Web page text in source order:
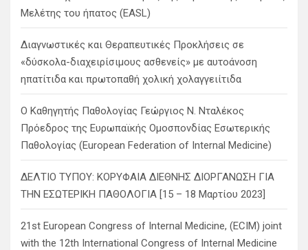
Μελέτης του ήπατος (EASL)
Διαγνωστικές και Θεραπευτικές Προκλήσεις σε
«δύσκολα-διαχειρίσιμους ασθενείς» με αυτοάνοση
ηπατίτιδα και πρωτοπαθή χολική χολαγγειίτιδα
Ο Καθηγητής Παθολογίας Γεώργιος Ν. Νταλέκος
Πρόεδρος της Ευρωπαϊκής Ομοσπονδίας Εσωτερικής
Παθολογίας (European Federation of Internal Medicine)
ΔΕΛΤΙΟ ΤΥΠΟΥ: ΚΟΡΥΦΑΙΑ ΔΙΕΘΝΗΣ ΔΙΟΡΓΑΝΩΣΗ ΓΙΑ
ΤΗΝ ΕΣΩΤΕΡΙΚΗ ΠΑΘΟΛΟΓΙΑ [15 – 18 Μαρτίου 2023]
21st European Congress of Internal Medicine, (ECIM) joint
with the 12th International Congress of Internal Medicine